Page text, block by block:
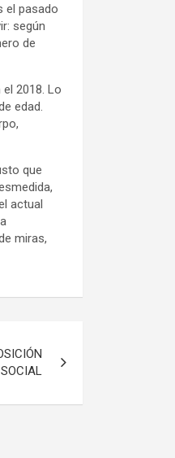
el pasado
según
de
2018. Lo
edad.
que
actual
miras,
SOCIAL